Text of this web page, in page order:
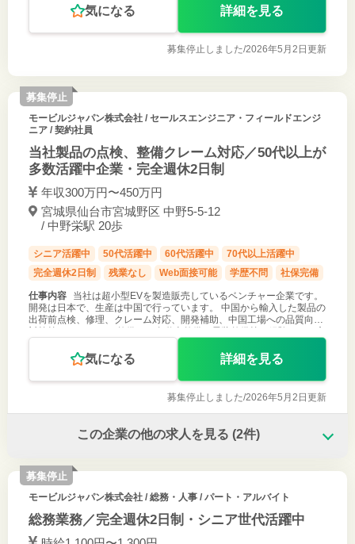
気になる 詳細を見る
募集停止しました/2026年5月2日更新
募集停止
モービルジャパン株式会社/ セールスエンジニア・フィールドエンジ
ニア / 契約社員
当社製品の点検、整備クレーム対応／50代以上が
多数活躍中企業・完全週休2日制
年収300万円〜450万円
宮城県仙台市宮城野区 中野5-5-12
/ 中野栄駅 20歩
シニア活躍中 50代活躍中 60代活躍中
70代以上活躍中
完全週休2日制
残業なし Web面接可能 学歴不問 社保完備
仕事内容
当社は超小型EVを製造販売しているベンチャー企業です。
開発は日本で、生産は中国で行っています。 中国から輸入した製品の
出荷前点検、修理、クレーム対応、開発補助、中国工場への品質向上
対策等です。 バイク整備や、自動車整備、電装整備等の経験のある方
ならどなたでも
気になる 詳細を見る
募集停止しました/2026年5月2日更新
この企業の他の求人を見る (2件)
募集停止
モービルジャパン株式会社/ 総務・人事 / パート・アルバイト
総務業務／完全週休2日制・シニア世代活躍中